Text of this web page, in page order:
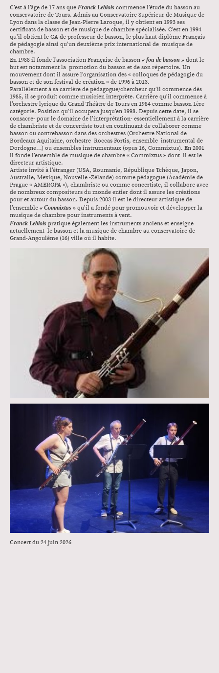
C’est à l’âge de 17 ans que Franck Leblois commence l’étude du basson au
conservatoire de Tours. Admis au Conservatoire Supérieur de Musique de
Lyon dans la classe de Jean-Pierre Laroque, il y obtient en 1993 ses
certificats de basson et de musique de chambre spécialisée. C’est en 1994
qu’il obtient le CA de professeur de basson, le plus haut diplôme Français
de pédagogie ainsi qu’un deuxième prix international de musique de
chambre.
En 1988 il fonde l’association Française de basson « fou de basson » dont le
but est notamment la promotion du basson et de son répertoire. Un
mouvement dont il assure l’organisation des « colloques de pédagogie du
basson et de son festival de création » de 1996 à 2013.
Parallèlement à sa carrière de pédagogue/chercheur qu’il commence dès
1985, il se produit comme musicien interprète. Carrière qu’il commence à
l’orchestre lyrique du Grand Théâtre de Tours en 1984 comme basson 1ère
catégorie. Position qu’il occupera jusqu’en 1998. Depuis cette date, il se
consacre- pour le domaine de l’interprétation- essentiellement à la carrière
de chambriste et de concertiste tout en continuant de collaborer comme
basson ou contrebasson dans des orchestres (Orchestre National de
Bordeaux Aquitaine, orchestre Roccas Fortis, ensemble instrumental de
Dordogne…) ou ensembles instrumentaux (opus 16, Commixtus). En 2001
il fonde l’ensemble de musique de chambre « Commixtus » dont il est le
directeur artistique.
Artiste invité à l’étranger (USA, Roumanie, République Tchèque, Japon,
Australie, Mexique, Nouvelle -Zélande) comme pédagogue (Académie de
Prague « AMEROPA »), chambriste ou comme concertiste, il collabore avec
de nombreux compositeurs du monde entier dont il assure les créations
pour et autour du basson. Depuis 2003 il est le directeur artistique de
l’ensemble « Commixtus » qu’il a fondé pour promouvoir et développer la
musique de chambre pour instruments à vent.
Franck Leblois pratique également les instruments anciens et enseigne
actuellement le basson et la musique de chambre au conservatoire de
Grand-Angoulême (16) ville où il habite.
Concert du 24 juin 2026